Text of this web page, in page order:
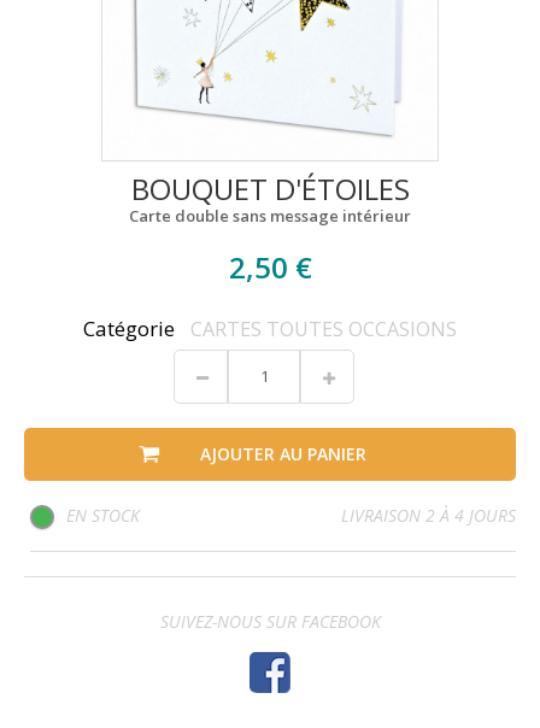
BOUQUET D'ÉTOILES
Carte double sans message intérieur
2,50 €
Catégorie CARTES TOUTES OCCASIONS
AJOUTER AU PANIER
EN STOCK LIVRAISON 2 À 4 JOURS
SUIVEZ-NOUS SUR FACEBOOK